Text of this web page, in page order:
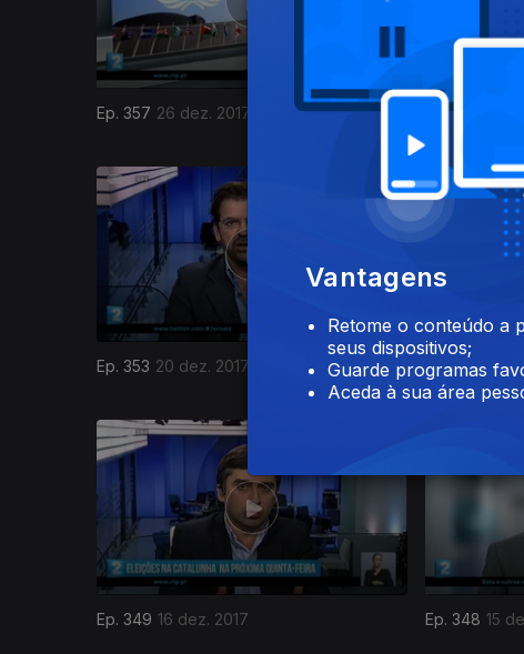
Ep. 357 26 dez. 2017 Ep. 356 23
Ep. 353 20 dez. 2017 Ep. 352 19
321368
Ep. 349 16 dez. 2017 Ep. 348 15
Vantagens
Retome o conteúdo a
seus dispositivos;
Guarde programas
Aceda à sua área